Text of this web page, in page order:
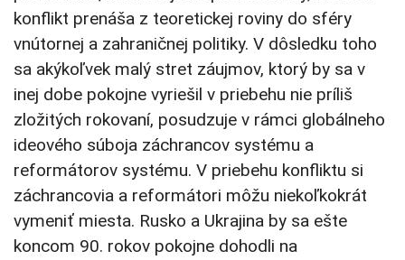
konflikt prenáša z teoretickej roviny do sféry
vnútornej a zahraničnej politiky. V dôsledku toho
sa akýkoľvek malý stret záujmov, ktorý by sa v
inej dobe pokojne vyriešil v priebehu nie príliš
zložitých rokovaní, posudzuje v rámci globálneho
ideového súboja záchrancov systému a
reformátorov systému. V priebehu konfliktu si
záchrancovia a reformátori môžu niekoľkokrát
vymeniť miesta. Rusko a Ukrajina by sa ešte
koncom 90. rokov pokojne dohodli na